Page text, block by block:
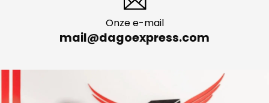
Onze e-mail
mail@dagoexpress.com